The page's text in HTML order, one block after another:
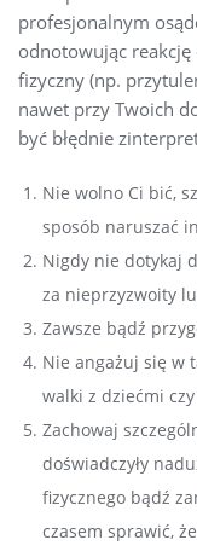
profesjonalnym
odnotowując reakcję
fizyczny (np.
nawet przy Twoich
być błędnie
Nie wolno Ci bić,
sposób naruszać
Nigdy nie dotykaj
za nieprzyzwoity
Zawsze bądź
Nie angażuj się w
walki z dziećmi
Zachowaj
doświadczyły
fizycznego bądź
czasem sprawić,